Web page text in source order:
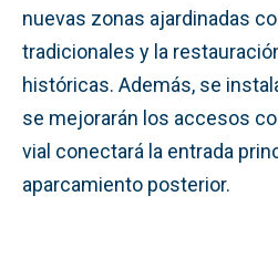
nuevas zonas ajardinadas
tradicionales y la
históricas. Además, se
se mejorarán los accesos
vial conectará la entrada
aparcamiento posterior.